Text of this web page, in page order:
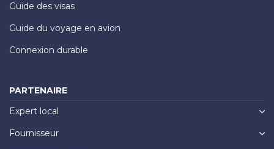
Guide des visas
Guide du voyage en avion
Connexion durable
PARTENAIRE
Expert local
Fournisseur